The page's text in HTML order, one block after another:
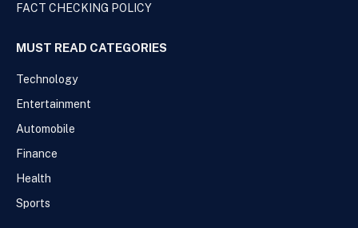
FACT CHECKING POLICY
MUST READ CATEGORIES
Technology
Entertainment
Automobile
Finance
Health
Sports